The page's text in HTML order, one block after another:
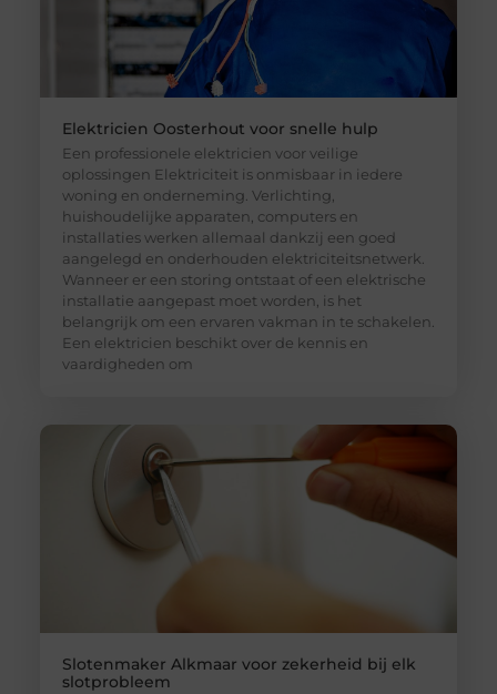
Elektricien Oosterhout voor snelle hulp
Een professionele elektricien voor veilige
oplossingen Elektriciteit is onmisbaar in iedere
woning en onderneming. Verlichting,
huishoudelijke apparaten, computers en
installaties werken allemaal dankzij een goed
aangelegd en onderhouden elektriciteitsnetwerk.
Wanneer er een storing ontstaat of een elektrische
installatie aangepast moet worden, is het
belangrijk om een ervaren vakman in te schakelen.
Een elektricien beschikt over de kennis en
vaardigheden om
Slotenmaker Alkmaar voor zekerheid bij elk
slotprobleem